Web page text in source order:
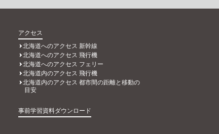
アクセス
北海道へのアクセス 新幹線
北海道へのアクセス 飛行機
北海道へのアクセス フェリー
北海道内のアクセス 飛行機
北海道内のアクセス 都市間の距離と移動の
目安
事前学習資料ダウンロード